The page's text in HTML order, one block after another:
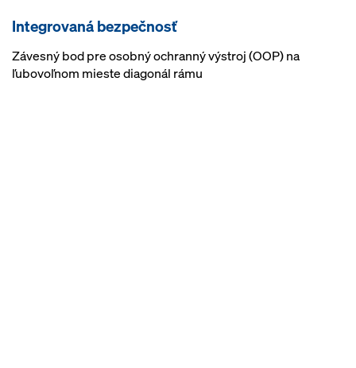
Integrovaná bezpečnosť
Závesný bod pre osobný ochranný výstroj (OOP) na
ľubovoľnom mieste diagonál rámu